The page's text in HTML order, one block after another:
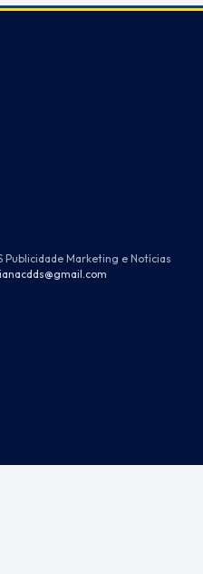
Publicidade Marketing e Notícias